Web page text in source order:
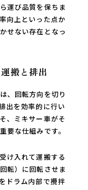
運び品質を保ちま
向上といった点か
せない存在となっ
搬と排出
、回転方向を切り
出を効率的に行い
、ミキサー車がそ
要な仕組みです。
け入れて運搬する
転）に回転させま
ドラム内部で攪拌